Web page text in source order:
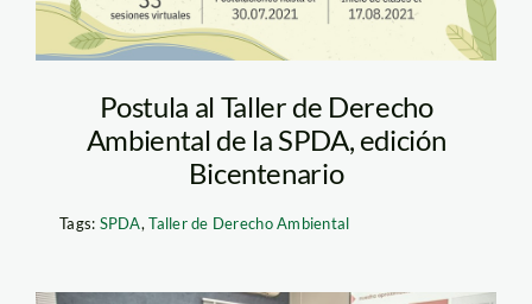
Postula al Taller de Derecho
Ambiental de la SPDA, edición
Bicentenario
Tags: SPDA,Taller de Derecho Ambiental